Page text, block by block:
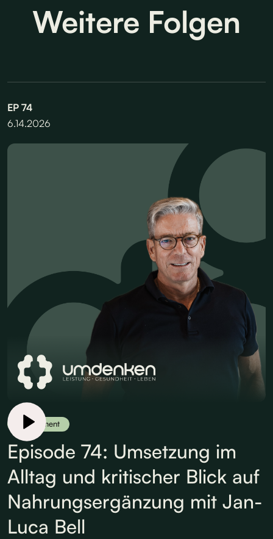
Weitere Folgen
EP 74
6.14.2026
Supplement
Episode 74: Umsetzung im
Alltag und kritischer Blick auf
Nahrungsergänzung mit Jan-
Luca Bell